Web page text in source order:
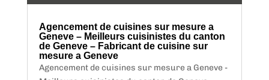
Agencement de cuisines sur mesure a
Geneve – Meilleurs cuisinistes du canton
de Geneve – Fabricant de cuisine sur
mesure a Geneve
Agencement de cuisines sur mesure a Geneve -